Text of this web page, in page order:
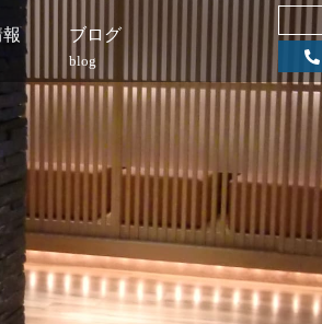
報 ブログ
blog